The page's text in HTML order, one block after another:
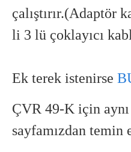
çalıştırır.(Adaptör
li 3 lü çoklayıcı
Ek terek istenirse
ÇVR 49-K için
sayfamızdan temin